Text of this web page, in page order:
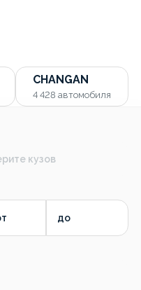
CHANGAN
4 428 автомобиля
кузов
до